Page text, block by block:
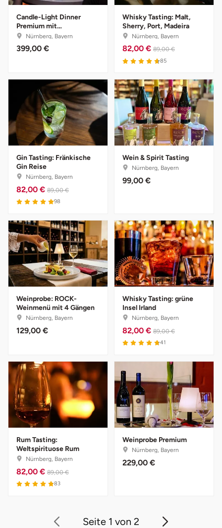
Candle-Light Dinner
Premium mit
Übernachtung
Nürnberg, Bayern
399,00 €
Whisky Tasting: Malt,
Sherry, Port, Madeira
Nürnberg, Bayern
82,00 € 89,00 €
4.7 von 5
85
Gin Tasting: Fränkische
Gin Reise
Nürnberg, Bayern
82,00 € 89,00 €
5 von 5
98
Wein & Spirit Tasting
Nürnberg, Bayern
99,00 €
Weinprobe: ROCK-
Weinmenü mit 4 Gängen
Nürnberg, Bayern
129,00 €
Whisky Tasting: grüne
Insel Irland
Nürnberg, Bayern
82,00 € 89,00 €
4.8 von 5
41
Rum Tasting:
Weltspirituose Rum
Nürnberg, Bayern
82,00 € 89,00 €
4.9 von 5
83
Weinprobe Premium
Nürnberg, Bayern
229,00 €
Seite 1 von 2
Tegernsee
Teltow-Fläming
Uckermark
Uelzen
Ulm
Usedom
Viersen
Villingen Schwenningen
Vorpommern-Greifswald
Vorpommern-Rügen
Weimar
Wertach
Witten
Würzburg
Zweibrücken
Zwickau
Öhringen